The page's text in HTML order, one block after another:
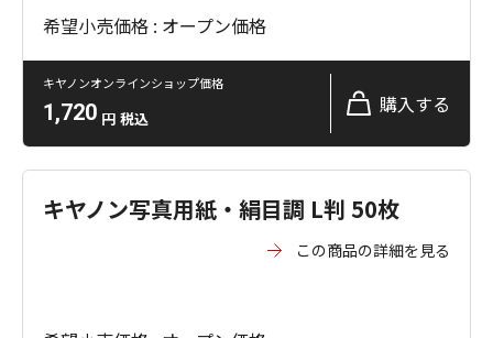
希望小売価格 : オープン価格
キヤノンオンラインショップ価格
1,720 円 税込
購入する
キヤノン写真用紙・絹目調 L判 50枚
この商品の詳細を見る